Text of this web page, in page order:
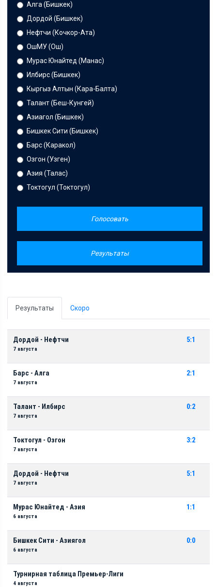
Алга (Бишкек)
Дордой (Бишкек)
Нефтчи (Кочкор-Ата)
ОшМУ (Ош)
Мурас Юнайтед (Манас)
Илбирс (Бишкек)
Кыргыз Алтын (Кара-Балта)
Талант (Беш-Кунгей)
Азиагол (Бишкек)
Бишкек Сити (Бишкек)
Барс (Каракол)
Озгон (Узген)
Азия (Талас)
Токтогул (Токтогул)
Голосовать
Результаты
Результаты Скоро
Дордой - Нефтчи
7 августа
5:1
Барс - Алга
7 августа
2:1
Талант - Илбирс
7 августа
0:2
Токтогул - Озгон
7 августа
3:2
Дордой - Нефтчи
7 августа
5:1
Мурас Юнайтед - Азия
6 августа
1:1
Бишкек Сити - Азиягол
6 августа
0:0
Турнирная таблица Премьер-Лиги
4 августа